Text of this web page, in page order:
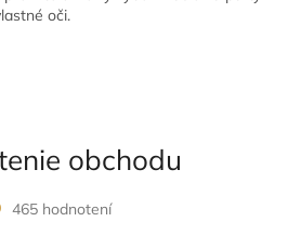
p
oči.
obchodu
465 hodnotení